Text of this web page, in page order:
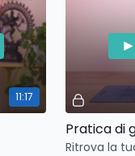
11:17
Pratica di
Ritrova la